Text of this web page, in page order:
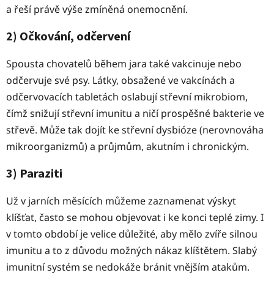
a řeší právě výše zmíněná onemocnění.
2) Očkování, odčervení
Spousta chovatelů během jara také vakcinuje nebo
odčervuje své psy. Látky, obsažené ve vakcínách a
odčervovacích tabletách oslabují střevní mikrobiom,
čímž snižují střevní imunitu a ničí prospěšné bakterie ve
střevě. Může tak dojít ke střevní dysbióze (nerovnováha
mikroorganizmů) a průjmům, akutním i chronickým.
3) Paraziti
Už v jarních měsících můžeme zaznamenat výskyt
klíšťat, často se mohou objevovat i ke konci teplé zimy. I
v tomto období je velice důležité, aby mělo zvíře silnou
imunitu a to z důvodu možných nákaz klíštětem. Slabý
imunitní systém se nedokáže bránit vnějším atakům.